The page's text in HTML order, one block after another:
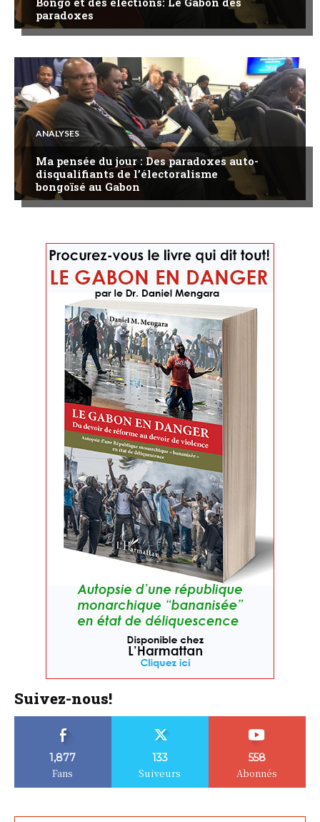
paradoxes
ANALYSES
Ma pensée du jour : Des paradoxes auto-
disqualifiants de l’électoralisme
bongoïsé au Gabon
Suivez-nous!
1,877
Fans
133
Suiveurs
558
Abonnés